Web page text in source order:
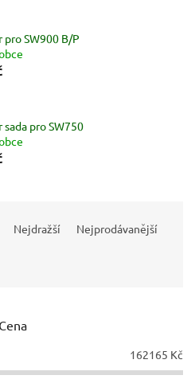
SW900 B/P
pro SW750
Nejdražší Nejprodávanější
Cena
162165 Kč